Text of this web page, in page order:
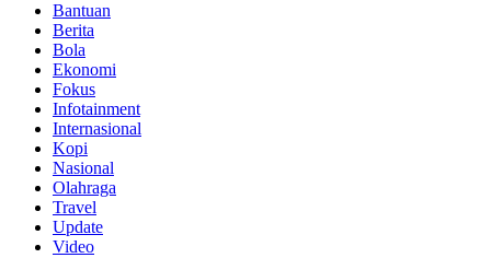
Bantuan
Berita
Bola
Ekonomi
Fokus
Infotainment
Internasional
Kopi
Nasional
Olahraga
Travel
Update
Video